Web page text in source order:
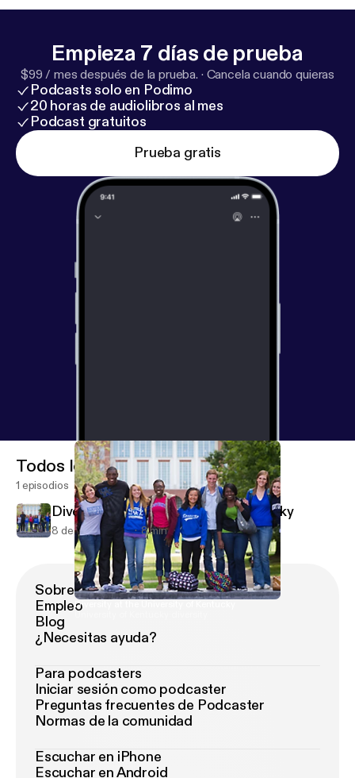
Empieza 7 días de prueba
$99 / mes después de la prueba. · Cancela cuando quieras
Podcasts solo en Podimo
20 horas de audiolibros al mes
Podcast gratuitos
Prueba gratis
Diversity at the University of Kentucky
Todos los episodios
1 episodios
Diversity at the University of Kentucky
8 de dic de 2018 8 min
Sobre Podimo
Empleo
Blog
¿Necesitas ayuda?
Para podcasters
Iniciar sesión como podcaster
Preguntas frecuentes de Podcaster
Normas de la comunidad
Escuchar en iPhone
Escuchar en Android